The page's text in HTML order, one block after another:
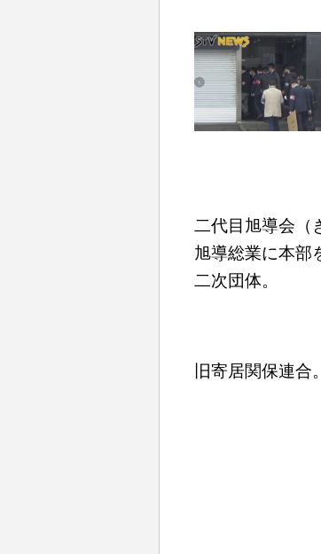
二代目旭導会（
旭導総業に本部
二次団体。
旧寄居関保連合。